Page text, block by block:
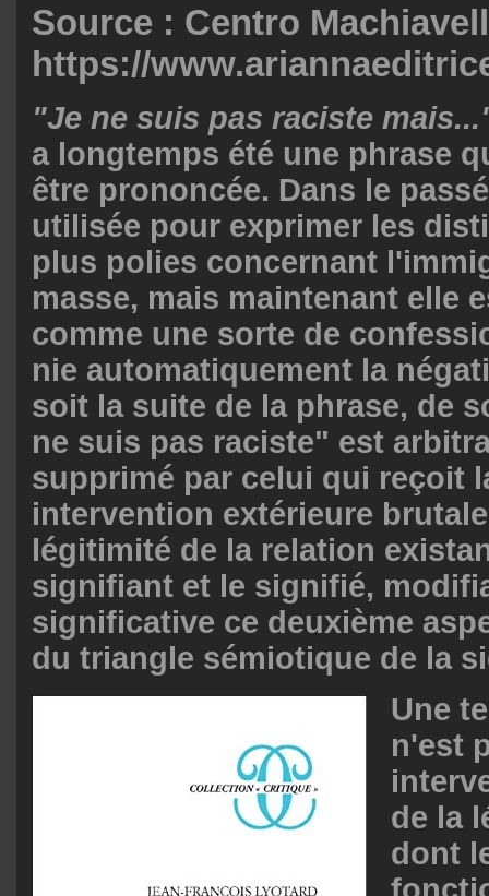
Source : Centro
https://
"Je ne suis pas raciste
a longtemps été une phrase
être prononcée. Dans le
utilisée pour exprimer les
plus polies concernant
masse, mais maintenant elle
comme une sorte de
nie automatiquement la
soit la suite de la phrase, de
ne suis pas raciste" est
supprimé par celui qui reçoit
intervention extérieure
légitimité de la relation
signifiant et le signifié,
significative ce deuxième
du triangle sémiotique de la
Une
n'est
de la
dont